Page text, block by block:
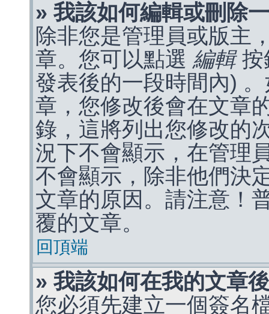
» 我該如何編輯或刪除
除非您是管理員或版主
章。您可以點選 編輯按
發表後的一段時間內)
章，您修改後會在文章
錄，這將列出您修改的
況下不會顯示，在管理
不會顯示，除非他們決
文章的原因。請注意！
覆的文章。
回頂端
» 我該如何在我的文章
您必須先建立一個簽名